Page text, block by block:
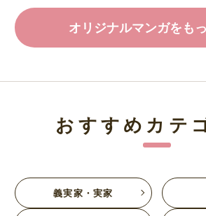
オリジナルマンガをも
おすすめカテ
義実家・実家